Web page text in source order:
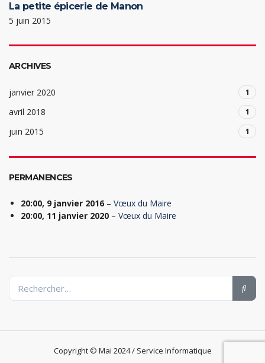
La petite épicerie de Manon
5 juin 2015
ARCHIVES
janvier 2020 1
avril 2018 1
juin 2015 1
PERMANENCES
20:00, 9 janvier 2016 – Vœux du Maire
20:00, 11 janvier 2020 – Vœux du Maire
Copyright © Mai 2024 / Service Informatique